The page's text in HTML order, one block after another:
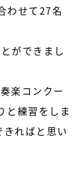
わせて27名
ができまし
楽コンクー
と練習をしま
ればと思い